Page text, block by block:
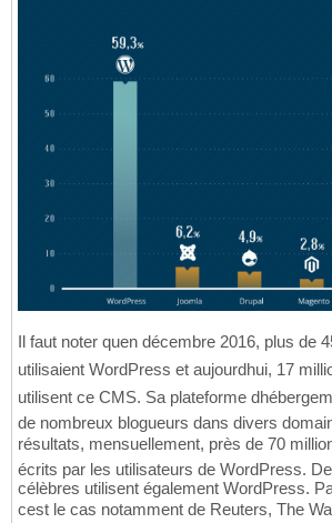
Il faut noter quen décembre 2016, plus de
utilisaient WordPress et aujourdhui, 17
utilisent ce CMS. Sa plateforme
de nombreux blogueurs dans divers
résultats, mensuellement, près de 70
écrits par les utilisateurs de WordPress.
célèbres utilisent également WordPress.
cest le cas notamment de Reuters, The